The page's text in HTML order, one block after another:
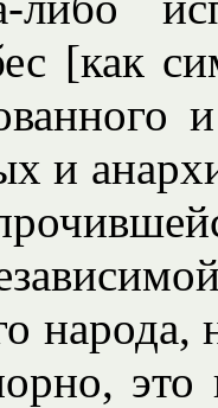
[как
и
народа,
это